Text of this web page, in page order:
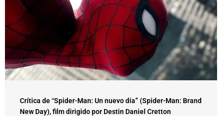
Crítica de “Spider-Man: Un nuevo día” (Spider-Man: Brand
New Day), film dirigido por Destin Daniel Cretton